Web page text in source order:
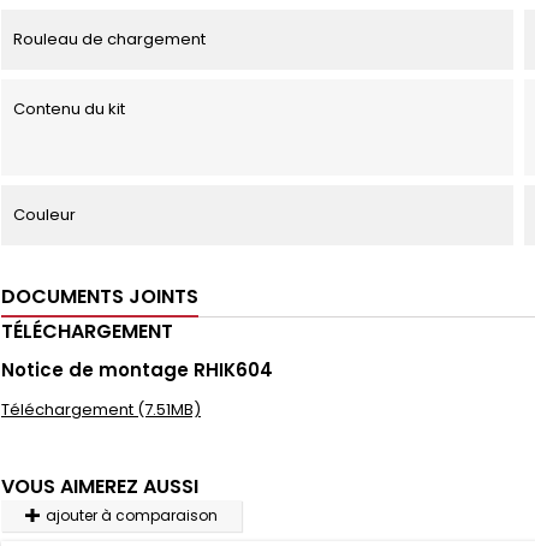
Rouleau de chargement
Contenu du kit
Couleur
DOCUMENTS JOINTS
TÉLÉCHARGEMENT
Notice de montage RHIK604
Téléchargement (7.51MB)
VOUS AIMEREZ AUSSI
ajouter à comparaison